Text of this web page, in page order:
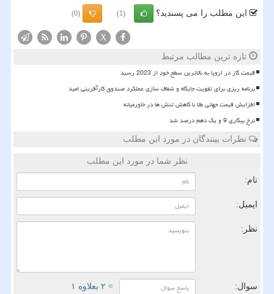
این مطلب را می پسندید؟ (1)
(0)
X
تازه ترین مطالب مرتبط
قیمت گاز در اروپا به بالاترین سطح خود از 2023 رسید
برنامه ریزی برای تقویت جایگاه و شفاف سازی عملکرد صندوق کارآفرینی امید
افزایش قیمت جهانی طلا با کاهش تنش ها در خاورمیانه
نرخ بیکاری 9 و یک دهم درصد شد
نظرات بینندگان در مورد این مطلب
نظر شما در مورد این مطلب
نام:
ایمیل:
نظر:
سوال: = ۲ بعلاوه ۱